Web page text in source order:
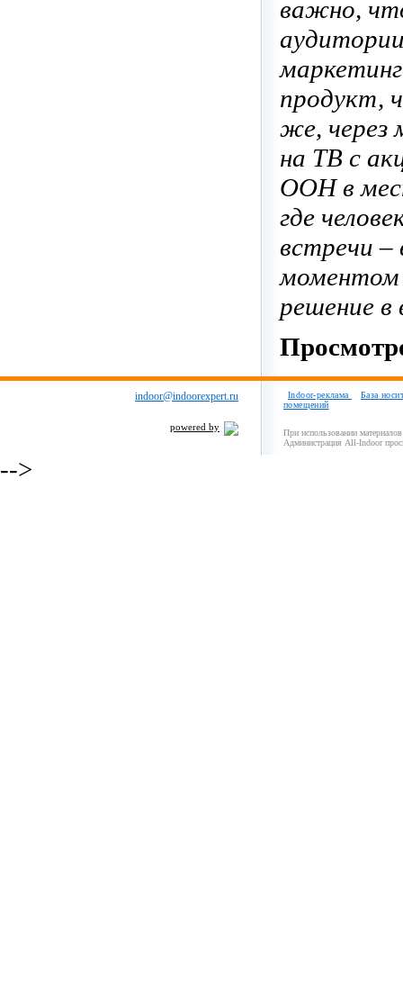
важно,
продукт,
же, через
на ТВ с
ООН в
где
встречи –
моментом
решение в
indoor@indoorexpert.ru
powered by
Indoor-реклама
База
помещений
При использовании
Администрация All-Indoor
-->